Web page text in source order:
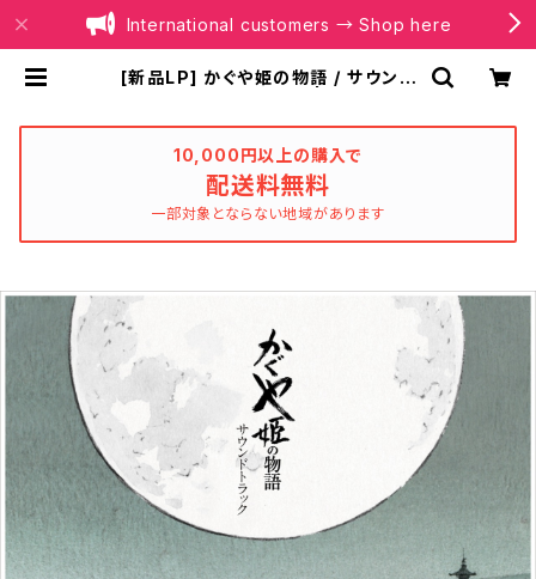
International customers → Shop here
[新品LP] かぐや姫の物語 / サウンド
10,000円以上の購入で
配送料無料
一部対象とならない地域があります